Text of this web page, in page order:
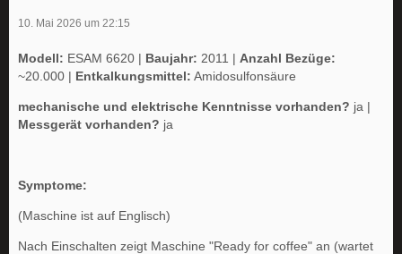
10. Mai 2026 um 22:15
Modell: ESAM 6620 | Baujahr: 2011 | Anzahl Bezüge:
~20.000 | Entkalkungsmittel: Amidosulfonsäure
mechanische und elektrische Kenntnisse vorhanden? ja |
Messgerät vorhanden? ja
Symptome:
(Maschine ist auf Englisch)
Nach Einschalten zeigt Maschine "Ready for coffee" an (wartet